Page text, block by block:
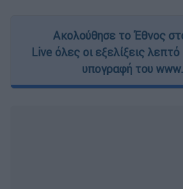
Ακολούθησε το Έθνος
Live όλες οι εξελίξεις
υπογραφή του